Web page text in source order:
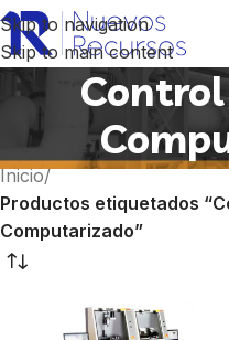
Skip to navigation
Skip to main content
Inicio/
Productos etiquetados
Computarizado”